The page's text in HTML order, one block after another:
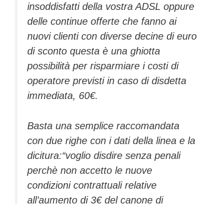
insoddisfatti della vostra ADSL oppure
delle continue offerte che fanno ai
nuovi clienti con diverse decine di euro
di sconto questa è una ghiotta
possibilità per risparmiare i costi di
operatore previsti in caso di disdetta
immediata, 60€.
Basta una semplice raccomandata
con due righe con i dati della linea e la
dicitura:“voglio disdire senza penali
perchè non accetto le nuove
condizioni contrattuali relative
all’aumento di 3€ del canone di